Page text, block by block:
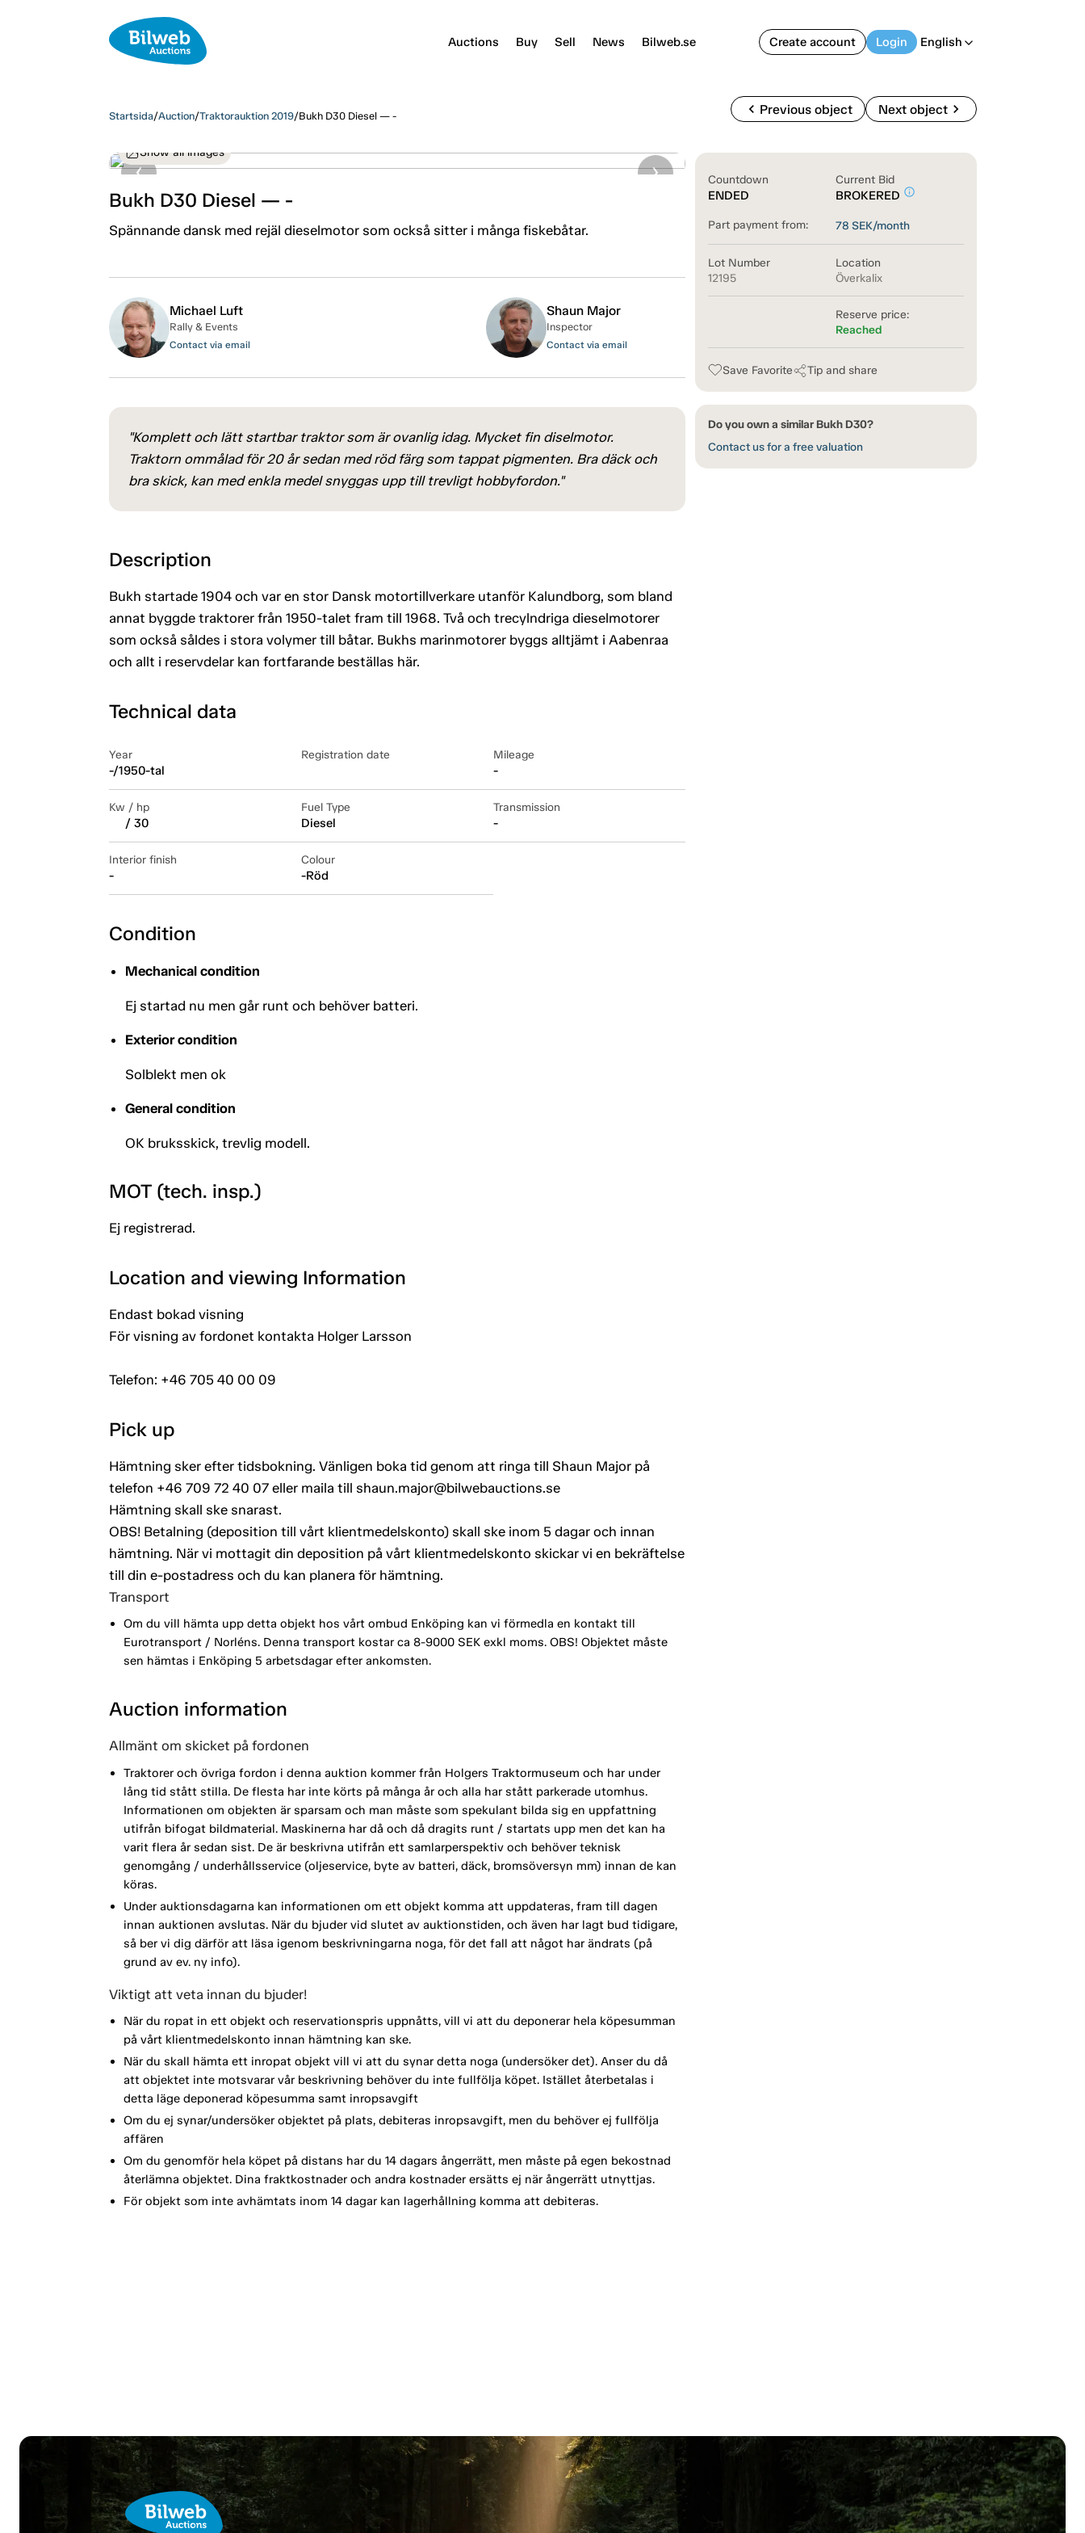
Auctions Buy Sell News Bilweb.se Create account Login English arrow_back_ios
Startsida/Auction/Traktorauktion 2019/Bukh D30 Diesel — - chevron_left Previous object Next objectchevron_right
Show all images
Bukh D30 Diesel — -
Spännande dansk med rejäl dieselmotor som också sitter i många fiskebåtar.
Countdown
ENDED
Current Bid
BROKERED info_outline
Part payment from: 78 SEK/month
Lot Number
12195
Location
Överkalix
Reserve price:
Reached
Save Favorite Tip and share
Do you own a similar Bukh D30?
Contact us for a free valuation
Michael Luft
Rally & Events
Contact via email
Shaun Major
Inspector
Contact via email
"Komplett och lätt startbar traktor som är ovanlig idag. Mycket fin diselmotor.
Traktorn ommålad för 20 år sedan med röd färg som tappat pigmenten. Bra däck och
bra skick, kan med enkla medel snyggas upp till trevligt hobbyfordon."
Description
Bukh startade 1904 och var en stor Dansk motortillverkare utanför Kalundborg, som bland
annat byggde traktorer från 1950-talet fram till 1968. Två och trecylndriga dieselmotorer
som också såldes i stora volymer till båtar. Bukhs marinmotorer byggs alltjämt i Aabenraa
och allt i reservdelar kan fortfarande beställas här.
Technical data
Year
-/1950-tal
Registration date Mileage
-
Kw / hp
/ 30
Fuel Type
Diesel
Transmission
-
Interior finish
-
Colour
-Röd
Condition
Mechanical condition
Ej startad nu men går runt och behöver batteri.
Exterior condition
Solblekt men ok
General condition
OK bruksskick, trevlig modell.
MOT (tech. insp.)
Ej registrerad.
Location and viewing Information
Endast bokad visning
För visning av fordonet kontakta Holger Larsson
Telefon: +46 705 40 00 09
Pick up
Hämtning sker efter tidsbokning. Vänligen boka tid genom att ringa till Shaun Major på
telefon +46 709 72 40 07 eller maila till shaun.major@bilwebauctions.se
Hämtning skall ske snarast.
OBS! Betalning (deposition till vårt klientmedelskonto) skall ske inom 5 dagar och innan
hämtning. När vi mottagit din deposition på vårt klientmedelskonto skickar vi en bekräftelse
till din e-postadress och du kan planera för hämtning.
Transport
Om du vill hämta upp detta objekt hos vårt ombud Enköping kan vi förmedla en kontakt till
Eurotransport / Norléns. Denna transport kostar ca 8-9000 SEK exkl moms. OBS! Objektet måste
sen hämtas i Enköping 5 arbetsdagar efter ankomsten.
Auction information
Allmänt om skicket på fordonen
Traktorer och övriga fordon i denna auktion kommer från Holgers Traktormuseum och har under
lång tid stått stilla. De flesta har inte körts på många år och alla har stått parkerade utomhus.
Informationen om objekten är sparsam och man måste som spekulant bilda sig en uppfattning
utifrån bifogat bildmaterial. Maskinerna har då och då dragits runt / startats upp men det kan ha
varit flera år sedan sist. De är beskrivna utifrån ett samlarperspektiv och behöver teknisk
genomgång / underhållsservice (oljeservice, byte av batteri, däck, bromsöversyn mm) innan de kan
köras.
Under auktionsdagarna kan informationen om ett objekt komma att uppdateras, fram till dagen
innan auktionen avslutas. När du bjuder vid slutet av auktionstiden, och även har lagt bud tidigare,
så ber vi dig därför att läsa igenom beskrivningarna noga, för det fall att något har ändrats (på
grund av ev. ny info).
Viktigt att veta innan du bjuder!
När du ropat in ett objekt och reservationspris uppnåtts, vill vi att du deponerar hela köpesumman
på vårt klientmedelskonto innan hämtning kan ske.
När du skall hämta ett inropat objekt vill vi att du synar detta noga (undersöker det). Anser du då
att objektet inte motsvarar vår beskrivning behöver du inte fullfölja köpet. Istället återbetalas i
detta läge deponerad köpesumma samt inropsavgift
Om du ej synar/undersöker objektet på plats, debiteras inropsavgift, men du behöver ej fullfölja
affären
Om du genomför hela köpet på distans har du 14 dagars ångerrätt, men måste på egen bekostnad
återlämna objektet. Dina fraktkostnader och andra kostnader ersätts ej när ångerrätt utnyttjas.
För objekt som inte avhämtats inom 14 dagar kan lagerhållning komma att debiteras.